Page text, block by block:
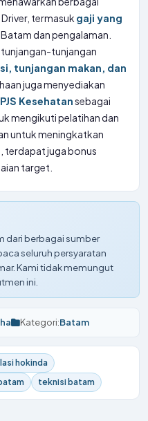
termasuk gaji yang
dan pengalaman.
tunjangan
tunjangan makan, dan
juga menyediakan
Kesehatansebagai
mengikuti pelatihan dan
untuk meningkatkan
terdapat juga bonus
target.
dari berbagai sumber
seluruh persyaratan
Kami tidak memungut
ini.
Kategori:Batam
hokinda
teknisi batam